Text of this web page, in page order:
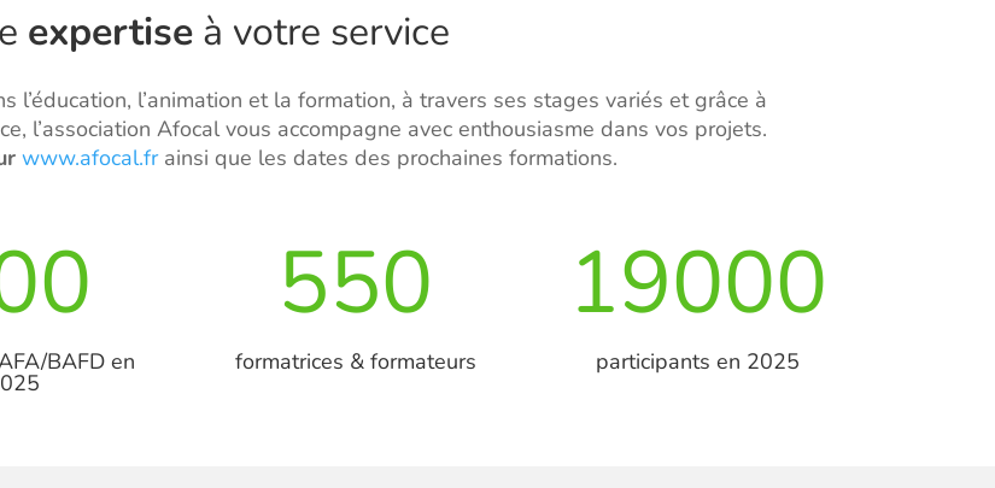
expertiseà votre service
l’animation et la formation, à travers ses stages variés et grâce à
l’association Afocal vous accompagne avec enthousiasme dans vos projets.
www.afocal.fr ainsi que les dates des prochaines formations.
BAFD en
550
formatrices & formateurs
19000
participants en 2025